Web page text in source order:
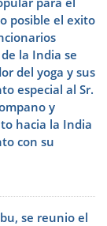
posible el exito
la India se
del yoga y sus
especial al Sr.
y
hacia la India
con su
se reunio el